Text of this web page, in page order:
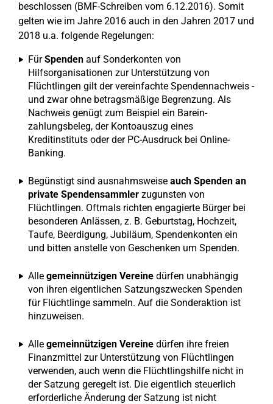
beschlossen (BMF-Schreiben vom 6.12.2016). Somit
gelten wie im Jahre 2016 auch in den Jahren 2017 und
2018 u.a. folgende Regelungen:
FürSpenden auf Sonderkonten von
Hilfsorganisationen zur Unterstützung von
Flüchtlingen gilt der vereinfachte Spendennachweis -
und zwar ohne betragsmäßige Begrenzung. Als
Nachweis genügt zum Beispiel ein Barein-
zahlungsbeleg, der Kontoauszug eines
Kreditinstituts oder der PC-Ausdruck bei Online-
Banking.
Begünstigt sind ausnahmsweise auch Spenden an
private Spendensammler zugunsten von
Flüchtlingen. Oftmals richten engagierte Bürger bei
besonderen Anlässen, z. B. Geburtstag, Hochzeit,
Taufe, Beerdigung, Jubiläum, Spendenkonten ein
und bitten anstelle von Geschenken um Spenden.
Alle gemeinnützigen Vereine dürfen unabhängig
von ihren eigentlichen Satzungszwecken Spenden
für Flüchtlinge sammeln. Auf die Sonderaktion ist
hinzuweisen.
Alle gemeinnützigen Vereine dürfen ihre freien
Finanzmittel zur Unterstützung von Flüchtlingen
verwenden, auch wenn die Flüchtlingshilfe nicht in
der Satzung geregelt ist. Die eigentlich steuerlich
erforderliche Änderung der Satzung ist nicht